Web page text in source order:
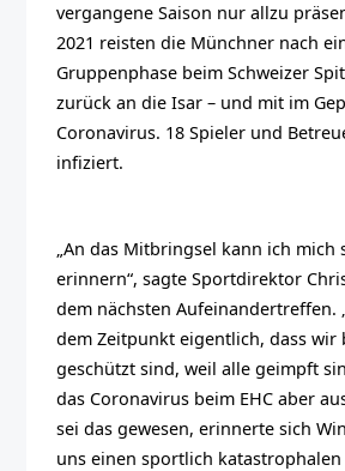
vergangene Saison nur allzu
2021 reisten die Münchner nach
Gruppenphase beim Schweizer
zurück an die Isar – und mit im
Coronavirus. 18 Spieler und
infiziert.
„An das Mitbringsel kann ich mich
erinnern“, sagte Sportdirektor
dem nächsten Aufeinandertreffen.
dem Zeitpunkt eigentlich, dass wir
geschützt sind, weil alle geimpft
das Coronavirus beim EHC aber
sei das gewesen, erinnerte sich
uns einen sportlich katastrophalen